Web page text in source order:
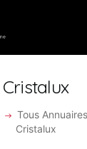
Cristalux
Tous Annuaires
Cristalux